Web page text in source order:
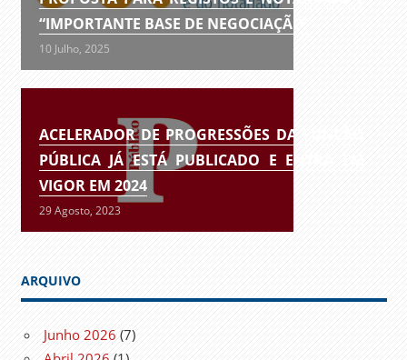
“IMPORTANTE BASE DE NEGOCIAÇÃO”
10 Julho, 2025
ACELERADOR DE PROGRESSÕES DA FUNÇÃO
PÚBLICA JÁ ESTÁ PUBLICADO E ENTRA EM
VIGOR EM 2024
29 Agosto, 2023
ARQUIVO
Junho 2026 (7)